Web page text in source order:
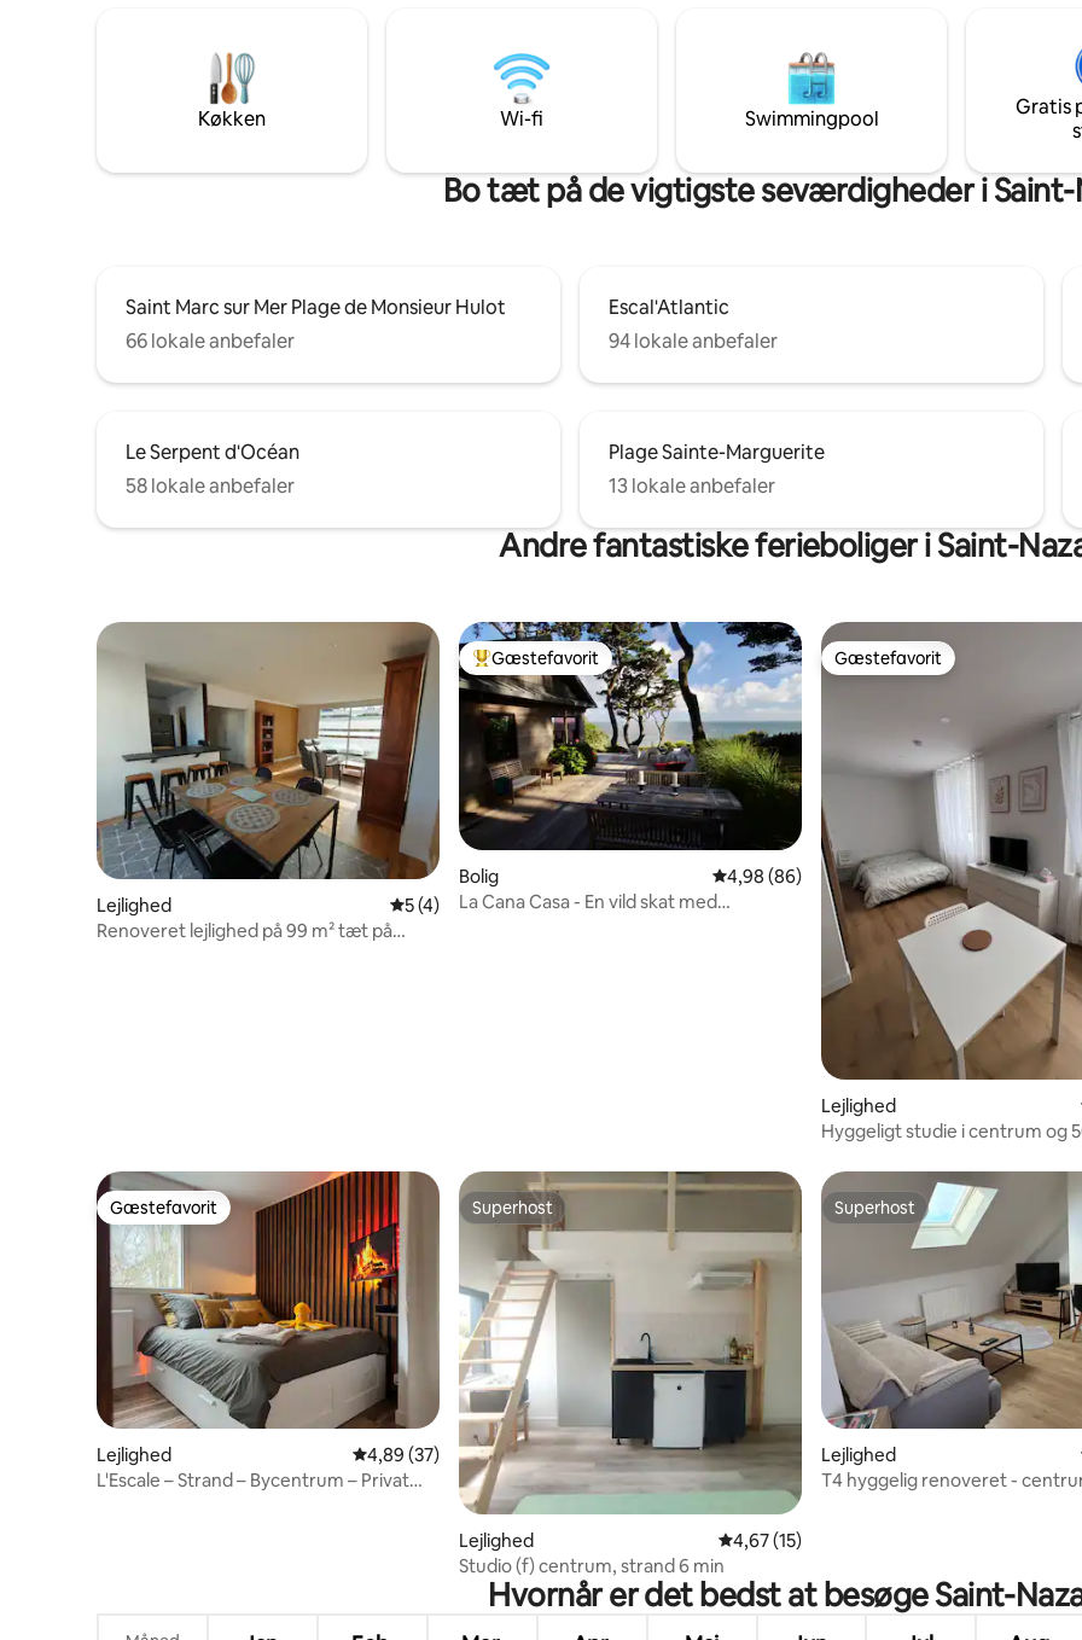
Brière)... Restaurant, pizzeriaer, creperie
og supermarked inden for 2 minutters
gang.
Køkken Wi-fi Swimmingpool
Gratis
Bo tæt på de vigtigste seværdigheder i Saint-
Saint Marc sur Mer Plage de Monsieur Hulot
66 lokale anbefaler
Escal'Atlantic
94 lokale anbefaler
Le Serpent d'Océan
58 lokale anbefaler
Plage Sainte-Marguerite
13 lokale anbefaler
Andre fantastiske ferieboliger i Saint-
Lejlighed 5 ud af 5 i gennemsnitlig bedømmelse, 4 omtaler
5 (4)
Renoveret lejlighed på 99 m² tæt på
Bedste gæstefavorit
Gæstefavorit
Bolig 4,98 ud af 5 i gennemsnitlig bedømmelse,
4,98 (86)
La Cana Casa - En vild skat med
Gæstefavorit
Gæstefavorit
Lejlighed
Hyggeligt studie i centrum og
Gæstefavorit
Gæstefavorit
Lejlighed 4,89 ud af 5 i gennemsnitlig bedømmelse, 37 omtaler
4,89 (37)
L'Escale – Strand – Bycentrum – Privat
Superhost
Superhost
Lejlighed 4,67 ud af 5 i gennemsnitlig bedømmelse,
4,67 (15)
Studio (f) centrum, strand 6 min
Superhost
Superhost
Lejlighed
T4 hyggelig renoveret -
Hvornår er det bedst at besøge Saint-